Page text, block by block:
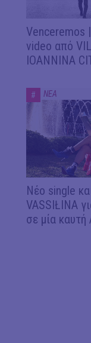
Venceremos
video από
IOANNINA
# ΝΕΑ
Νέο single
VASSIŁINA
σε μία καυτή